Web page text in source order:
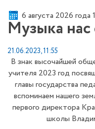
6 августа 2026 года
Музыка
21.06.2023, 11:55
В знак высочайшей
учителя 2023 год
главы государства
вспоминаем нашего
первого директора
школы